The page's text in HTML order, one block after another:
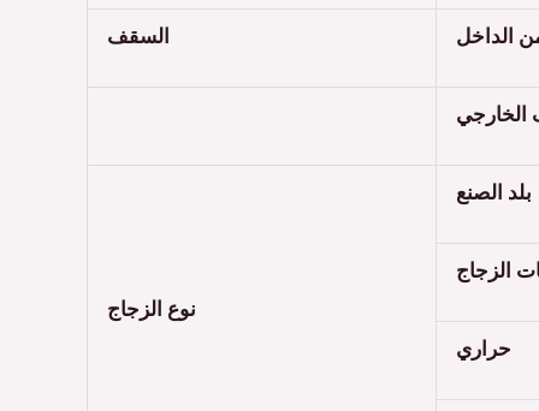
الداخل
الخارجي
نوع الزجاج
بلد الصنع
الزجاج
حراري